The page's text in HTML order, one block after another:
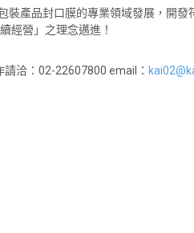
產品封口膜的專業領域發展，開
經營」之理念邁進！
洽：02-22607800 email：